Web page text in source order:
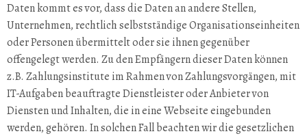
Daten kommt es vor, dass die Daten an andere Stellen,
Unternehmen, rechtlich selbstständige Organisationseinheiten
oder Personen übermittelt oder sie ihnen gegenüber
offengelegt werden. Zu den Empfängern dieser Daten können
z.B. Zahlungsinstitute im Rahmen von Zahlungsvorgängen, mit
IT-Aufgaben beauftragte Dienstleister oder Anbieter von
Diensten und Inhalten, die in eine Webseite eingebunden
werden, gehören. In solchen Fall beachten wir die gesetzlichen